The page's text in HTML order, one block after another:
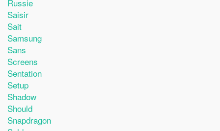
Russie
Saisir
Sait
Samsung
Sans
Screens
Sentation
Setup
Shadow
Should
Snapdragon